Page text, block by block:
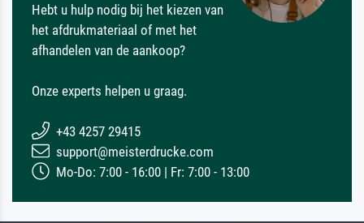
Hebt u hulp nodig bij het kiezen van
het afdrukmateriaal of met het
afhandelen van de aankoop?
Onze experts helpen u graag.
+43 4257 29415
support@meisterdrucke.com
Mo-Do: 7:00 - 16:00 | Fr: 7:00 - 13:00